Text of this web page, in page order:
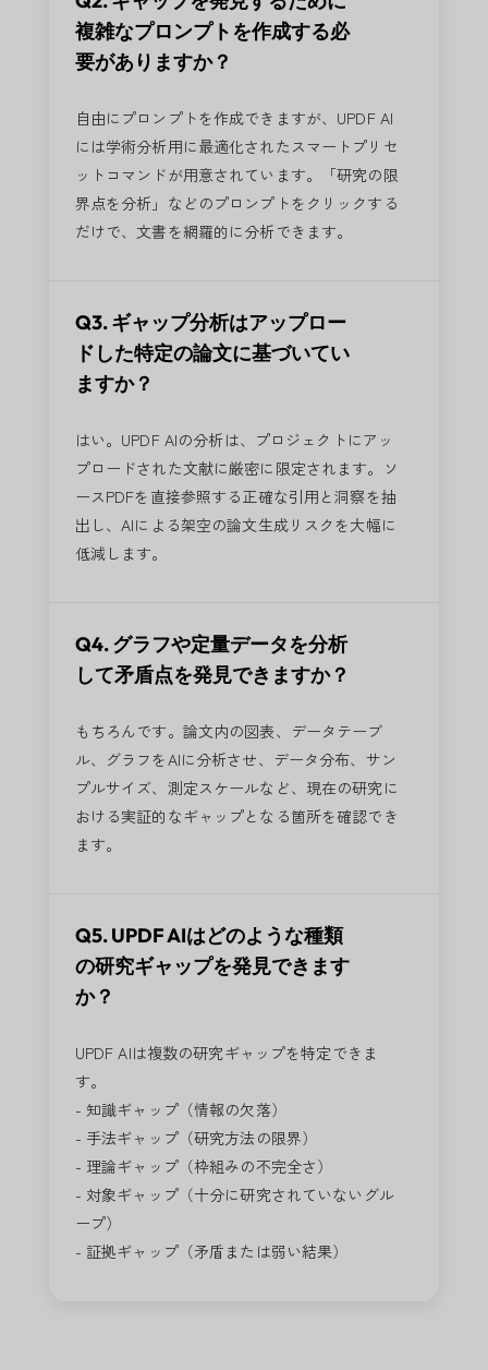
複雑なプロンプトを作成する必
要がありますか？
自由にプロンプトを作成できますが、UPDF AI
には学術分析用に最適化されたスマートプリセ
ットコマンドが用意されています。「研究の限
界点を分析」などのプロンプトをクリックする
だけで、文書を網羅的に分析できます。
Q3. ギャップ分析はアップロー
ドした特定の論文に基づいてい
ますか？
はい。UPDF AIの分析は、プロジェクトにアッ
プロードされた文献に厳密に限定されます。ソ
ースPDFを直接参照する正確な引用と洞察を抽
出し、AIによる架空の論文生成リスクを大幅に
低減します。
Q4. グラフや定量データを分析
して矛盾点を発見できますか？
もちろんです。論文内の図表、データテーブ
ル、グラフをAIに分析させ、データ分布、サン
プルサイズ、測定スケールなど、現在の研究に
おける実証的なギャップとなる箇所を確認でき
ます。
Q5. UPDF AIはどのような種類
の研究ギャップを発見できます
か？
UPDF AIは複数の研究ギャップを特定できま
す。
- 知識ギャップ（情報の欠落）
- 手法ギャップ（研究方法の限界）
- 理論ギャップ（枠組みの不完全さ）
- 対象ギャップ（十分に研究されていないグル
ープ）
- 証拠ギャップ（矛盾または弱い結果）